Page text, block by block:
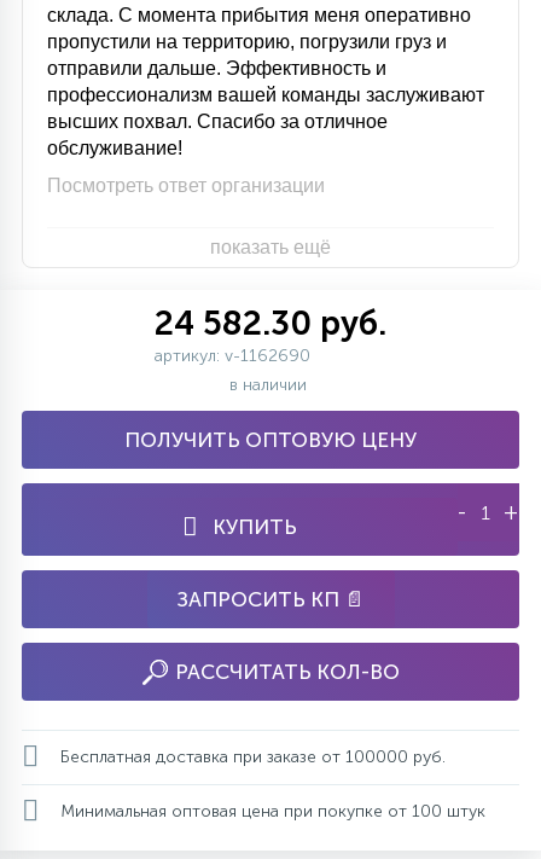
склада. С момента прибытия меня оперативно
пропустили на территорию, погрузили груз и
отправили дальше. Эффективность и
профессионализм вашей команды заслуживают
высших похвал. Спасибо за отличное
обслуживание!
Посмотреть ответ организации
показать ещё
24 582.30 руб.
артикул: v-1162690
в наличии
ПОЛУЧИТЬ ОПТОВУЮ ЦЕНУ
КУПИТЬ
- +
ЗАПРОСИТЬ КП 📄
РАССЧИТАТЬ КОЛ-ВО
Бесплатная доставка при заказе от 100000 руб.
Минимальная оптовая цена при покупке от 100 штук